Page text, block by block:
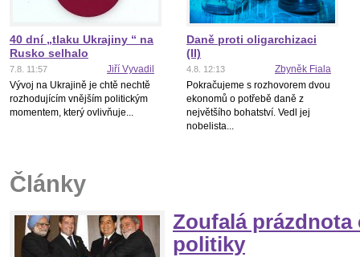
40 dní „tlaku Ukrajiny “ na
Rusko selhalo
7.8. 11:57
Jiří Vyvadil
Vývoj na Ukrajině je chtě nechtě
rozhodujícím vnějším politickým
momentem, který ovlivňuje...
Daně proti oligarchizaci
(II)
4.8. 12:13
Zbyněk Fiala
Pokračujeme s rozhovorem dvou
ekonomů o potřebě daně z
největšího bohatství. Vedl jej
nobelista...
Články
Zoufalá prázdnota
politiky